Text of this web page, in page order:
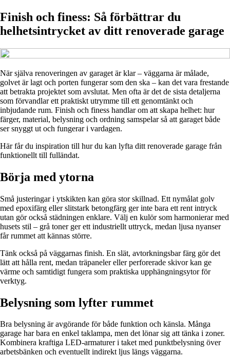
Finish och finess: Så förbättrar du
helhetsintrycket av ditt renoverade garage
När själva renoveringen av garaget är klar – väggarna är målade,
golvet är lagt och porten fungerar som den ska – kan det vara frestande
att betrakta projektet som avslutat. Men ofta är det de sista detaljerna
som förvandlar ett praktiskt utrymme till ett genomtänkt och
inbjudande rum. Finish och finess handlar om att skapa helhet: hur
färger, material, belysning och ordning samspelar så att garaget både
ser snyggt ut och fungerar i vardagen.
Här får du inspiration till hur du kan lyfta ditt renoverade garage från
funktionellt till fulländat.
Börja med ytorna
Små justeringar i ytskikten kan göra stor skillnad. Ett nymålat golv
med epoxifärg eller slitstark betongfärg ger inte bara ett rent intryck
utan gör också städningen enklare. Välj en kulör som harmonierar med
husets stil – grå toner ger ett industriellt uttryck, medan ljusa nyanser
får rummet att kännas större.
Tänk också på väggarnas finish. En slät, avtorkningsbar färg gör det
lätt att hålla rent, medan träpaneler eller perforerade skivor kan ge
värme och samtidigt fungera som praktiska upphängningsytor för
verktyg.
Belysning som lyfter rummet
Bra belysning är avgörande för både funktion och känsla. Många
garage har bara en enkel taklampa, men det lönar sig att tänka i zoner.
Kombinera kraftiga LED-armaturer i taket med punktbelysning över
arbetsbänken och eventuellt indirekt ljus längs väggarna.